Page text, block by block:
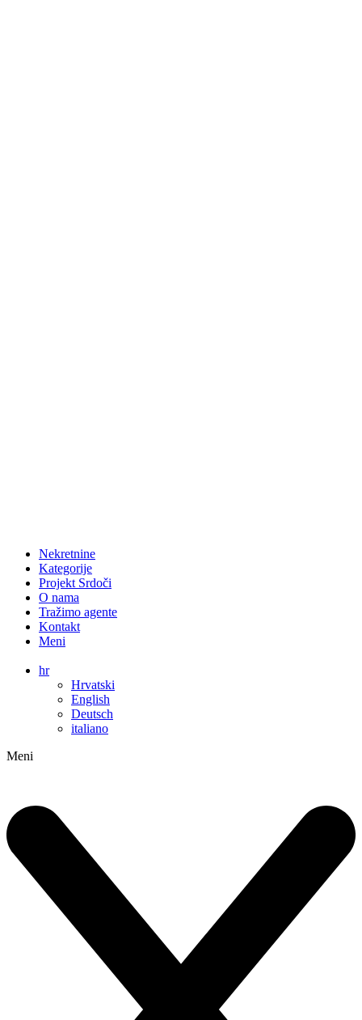
Nekretnine
Kategorije
Projekt Srdoči
O nama
Tražimo agente
Kontakt
Meni
hr
Hrvatski
English
Deutsch
italiano
Meni